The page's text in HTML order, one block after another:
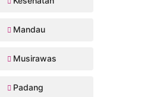
Mandau
Musirawas
Padang